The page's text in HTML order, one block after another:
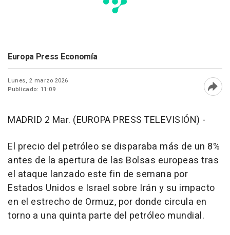
Europa Press Economía
Lunes, 2 marzo 2026
Publicado: 11:09
MADRID 2 Mar. (EUROPA PRESS TELEVISIÓN) -
El precio del petróleo se disparaba más de un 8%
antes de la apertura de las Bolsas europeas tras
el ataque lanzado este fin de semana por
Estados Unidos e Israel sobre Irán y su impacto
en el estrecho de Ormuz, por donde circula en
torno a una quinta parte del petróleo mundial.